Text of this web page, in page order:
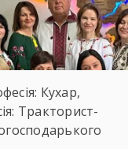
file/d/
Кухар,
Тракторист-